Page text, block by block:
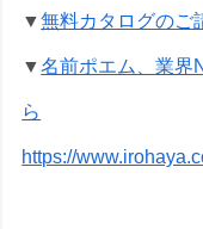
▼無料カタログのご
▼名前ポエム、業界
ら
https://